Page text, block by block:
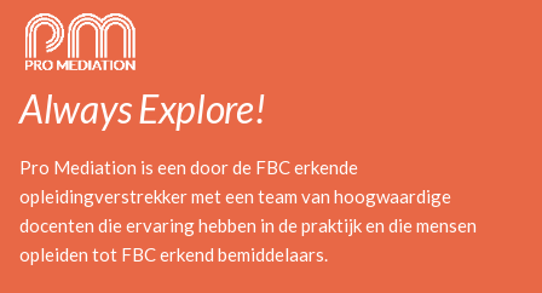
Always Explore!
Pro Mediation is een door de FBC erkende
opleidingverstrekker met een team van hoogwaardige
docenten die ervaring hebben in de praktijk en die mensen
opleiden tot FBC erkend bemiddelaars.